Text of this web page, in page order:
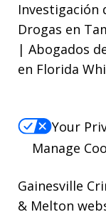
Investigación
Drogas en
| Abogados
en Florida
Your
Manage
Gainesville
& Melton